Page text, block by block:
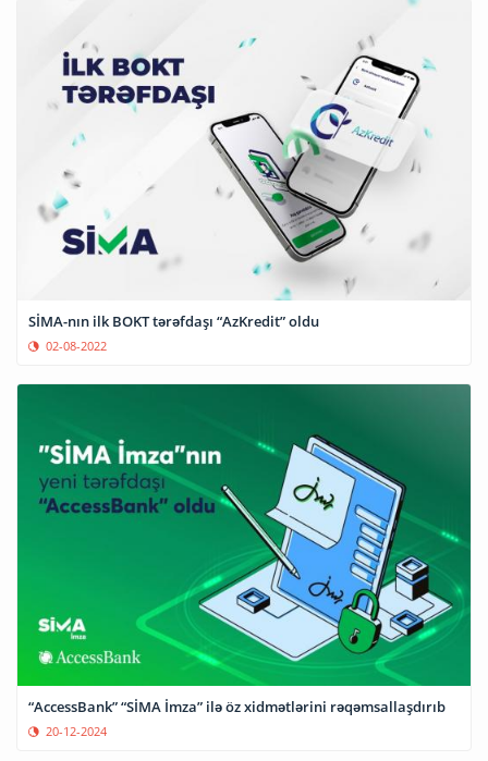
SİMA-nın ilk BOKT tərəfdaşı “AzKredit” oldu
02-08-2022
“AccessBank” “SİMA İmza” ilə öz xidmətlərini rəqəmsallaşdırıb
20-12-2024